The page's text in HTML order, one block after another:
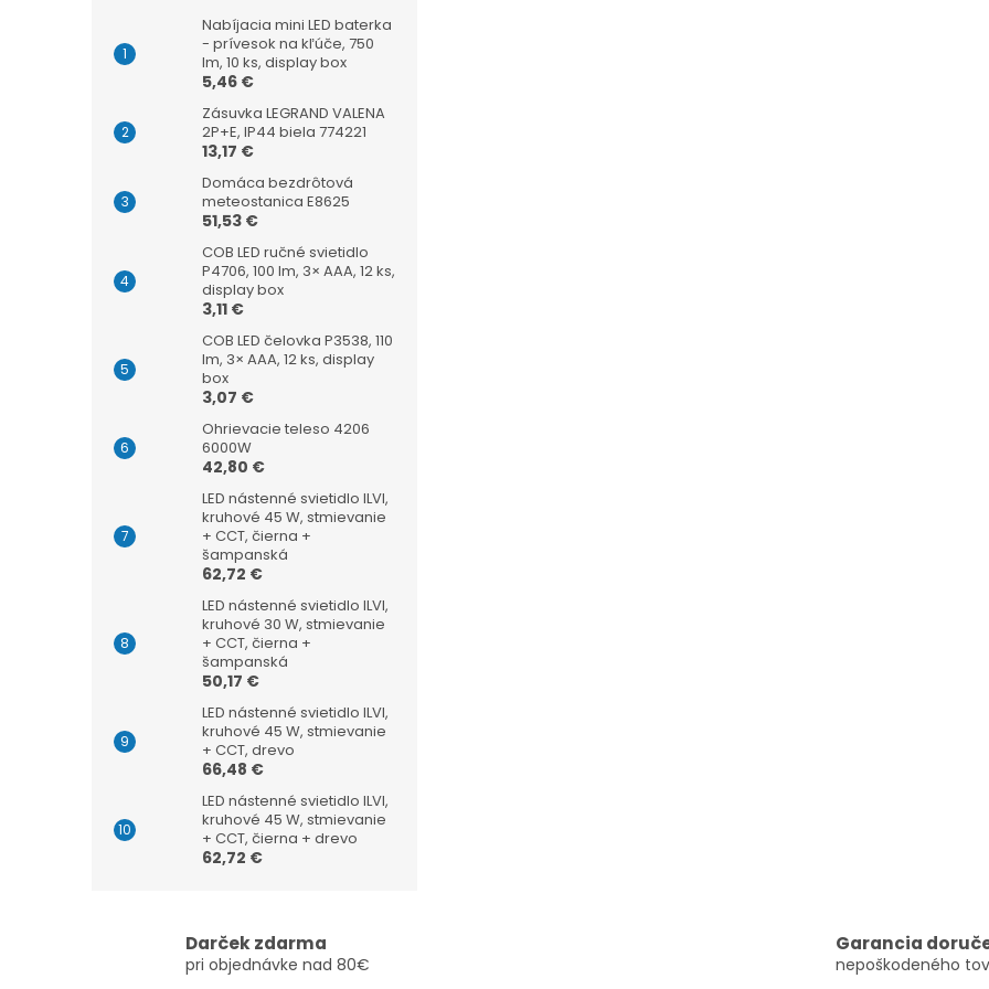
Nabíjacia mini LED baterka
- prívesok na kľúče, 750
lm, 10 ks, display box
5,46 €
Zásuvka LEGRAND VALENA
2P+E, IP44 biela 774221
13,17 €
Domáca bezdrôtová
meteostanica E8625
51,53 €
COB LED ručné svietidlo
P4706, 100 lm, 3× AAA, 12 ks,
display box
3,11 €
COB LED čelovka P3538, 110
lm, 3× AAA, 12 ks, display
box
3,07 €
Ohrievacie teleso 4206
6000W
42,80 €
LED nástenné svietidlo ILVI,
kruhové 45 W, stmievanie
+ CCT, čierna +
šampanská
62,72 €
LED nástenné svietidlo ILVI,
kruhové 30 W, stmievanie
+ CCT, čierna +
šampanská
50,17 €
LED nástenné svietidlo ILVI,
kruhové 45 W, stmievanie
+ CCT, drevo
66,48 €
LED nástenné svietidlo ILVI,
kruhové 45 W, stmievanie
+ CCT, čierna + drevo
62,72 €
Darček zdarma
pri objednávke nad 80€
Garancia
nepoškodeného